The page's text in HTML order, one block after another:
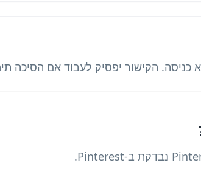
כניסה. הקישור יפסיק לעבוד אם הסיכה